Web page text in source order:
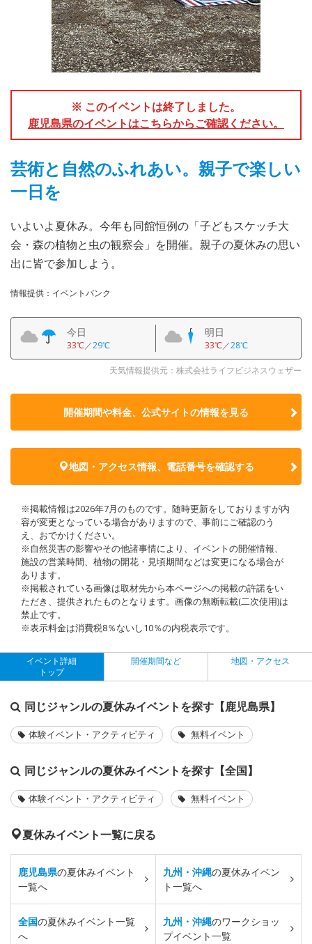
※ このイベントは終了しました。
鹿児島県のイベントはこちらからご確認ください。
芸術と自然のふれあい。親子で楽しい
一日を
いよいよ夏休み。今年も同館恒例の「子どもスケッチ大
会・森の植物と虫の観察会」を開催。親子の夏休みの思い
出に皆で参加しよう。
情報提供：イベントバンク
今日
33℃／29℃
明日
33℃／28℃
天気情報提供元：株式会社ライフビジネスウェザー
開催期間や料金、公式サイトの情報を見る
地図・アクセス情報、電話番号を確認する
※掲載情報は2026年7月のものです。随時更新をしておりますが内
容が変更となっている場合がありますので、事前にご確認のう
え、おでかけください。
※自然災害の影響やその他諸事情により、イベントの開催情報、
施設の営業時間、植物の開花・見頃期間などは変更になる場合が
あります。
※掲載されている画像は取材先から本ページへの掲載の許諾をい
ただき、提供されたものとなります。画像の無断転載(二次使用)は
禁止です。
※表示料金は消費税8％ないし10％の内税表示です。
イベント詳細
トップ
開催期間など 地図・アクセス
同じジャンルの夏休みイベントを探す【鹿児島県】
体験イベント・アクティビティ 無料イベント
同じジャンルの夏休みイベントを探す【全国】
体験イベント・アクティビティ 無料イベント
夏休みイベント一覧に戻る
鹿児島県の夏休みイベント
一覧へ
九州・沖縄の夏休みイベン
ト一覧へ
全国の夏休みイベント一覧
へ
九州・沖縄のワークショッ
プイベント一覧